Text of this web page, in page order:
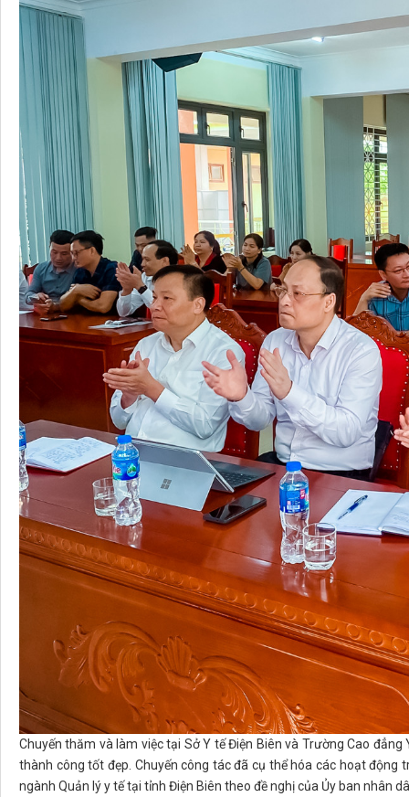
Chuyến thăm và làm việc tại Sở Y tế Điện Biên và Trường Cao
thành công tốt đẹp. Chuyến công tác đã cụ thể hóa các hoạt động
ngành Quản lý y tế tại tỉnh Điện Biên theo đề nghị của Ủy ban nhân